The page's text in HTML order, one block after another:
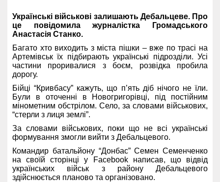
Українські військові залишають Дебальцеве. Про
це повідомила журналістка Громадського
Анастасія Станко.
Багато хто виходить з міста пішки – вже по трасі на
Артемівськ їх підбирають українські підрозділи. Усі
частини проривалися з боєм, розвідка пробила
дорогу.
Бійці “Кривбасу” кажуть, що п’ять діб нічого не їли.
Були в оточенні в Новогригорівці, під постійним
мінометним обстрілом. Село, за словами військових,
“стерли з лиця землі”.
За словами військових, поки що не всі українські
формування змогли вийти з Дебальцевого.
Командир батальйону “Донбас” Семен Семенченко
на своїй сторінці у Facebook написав, що відвід
українських військ з району Дебальцевого
здійснюється планово та організовано.